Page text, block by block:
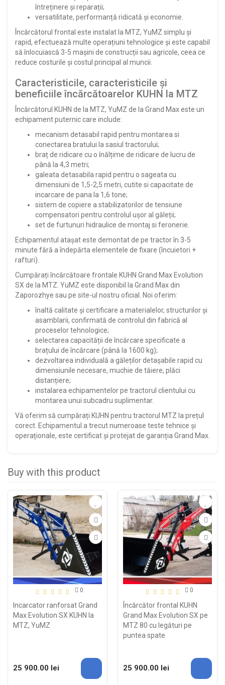
întreținere și reparații;
versatilitate, performanță ridicată și economie.
Încărcătorul frontal este instalat la MTZ, YuMZ simplu și
rapid, efectuează multe operațiuni tehnologice și este capabil
să înlocuiască 3-5 mașini de construcții sau agricole, ceea ce
reduce costurile și costul principal al muncii.
Caracteristicile, caracteristicile și
beneficiile încărcătoarelor KUHN la MTZ
Încărcătorul KUHN de la MTZ, YuMZ de la Grand Max este un
echipament puternic care include:
mecanism detasabil rapid pentru montarea si
conectarea bratului la sasiul tractorului;
braț de ridicare cu o înălțime de ridicare de lucru de
până la 4,3 metri;
galeata detasabila rapid pentru o sageata cu
dimensiuni de 1,5-2,5 metri, cutite si capacitate de
incarcare de pana la 1,6 tone;
sistem de copiere a stabilizatorilor de tensiune
compensatori pentru controlul ușor al găleții;
set de furtunuri hidraulice de montaj si feronerie.
Echipamentul atașat este demontat de pe tractor în 3-5
minute fără a îndepărta elementele de fixare (încuietori +
rafturi).
Cumpărați încărcătoare frontale KUHN Grand Max Evolution
SX de la MTZ. YuMZ este disponibil la Grand Max din
Zaporozhye sau pe site-ul nostru oficial. Noi oferim:
înaltă calitate și certificare a materialelor, structurilor și
asamblarii, confirmată de controlul din fabrică al
proceselor tehnologice;
selectarea capacității de încărcare specificate a
brațului de încărcare (până la 1600 kg);
dezvoltarea individuală a găleților detașabile rapid cu
dimensiunile necesare, muchie de tăiere, plăci
distanțiere;
instalarea echipamentelor pe tractorul clientului cu
montarea unui subcadru suplimentar.
Vă oferim să cumpărați KUHN pentru tractorul MTZ la prețul
corect. Echipamentul a trecut numeroase teste tehnice și
operaționale, este certificat și protejat de garanția Grand Max.
Buy with this product
0
Incarcator ranforsat Grand
Max Evolution SX KUHN la
MTZ, YuMZ
25 900.00 lei
0
Încărcător frontal KUHN
Grand Max Evolution SX pe
MTZ 80 cu legături pe
puntea spate
25 900.00 lei